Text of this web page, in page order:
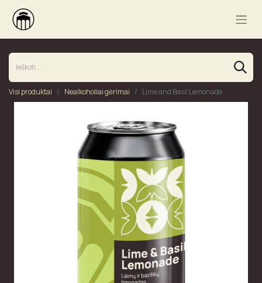
Visi produktai Nealkoholiai gėrimai Lime and Basil Lemonade